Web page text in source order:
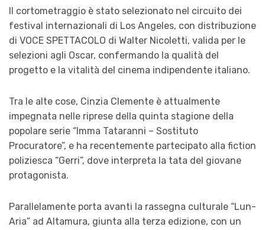
Il cortometraggio è stato selezionato nel circuito dei
festival internazionali di Los Angeles, con distribuzione
di VOCE SPETTACOLO di Walter Nicoletti, valida per le
selezioni agli Oscar, confermando la qualità del
progetto e la vitalità del cinema indipendente italiano.
Tra le alte cose, Cinzia Clemente è attualmente
impegnata nelle riprese della quinta stagione della
popolare serie “Imma Tataranni – Sostituto
Procuratore”, e ha recentemente partecipato alla fiction
poliziesca “Gerri”, dove interpreta la tata del giovane
protagonista.
Parallelamente porta avanti la rassegna culturale “Lun-
Aria” ad Altamura, giunta alla terza edizione, con un